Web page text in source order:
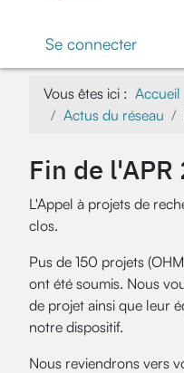
Se connecter
Vous êtes ici : Accueil
Actus du réseau
Fin de
L'Appel à projets de
clos.
Pus de 150 projets
ont été soumis. Nous
de projet ainsi que leur
notre dispositif.
Nous reviendrons vers